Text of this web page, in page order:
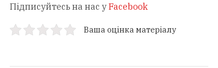
Підписуйтесь на нас уFacebook
Ваша оцінка матеріалу